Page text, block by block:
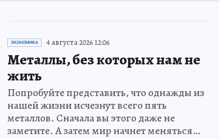
ЭКОНОМИКА 4 августа 2026 12:06
Металлы, без которых нам не
жить
Попробуйте представить, что однажды из
нашей жизни исчезнут всего пять
металлов. Сначала вы этого даже не
заметите. А затем мир начнет меняться…